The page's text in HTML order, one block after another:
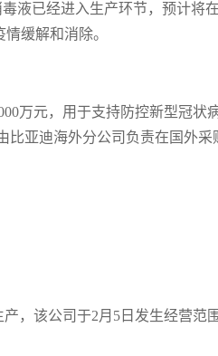
液已经进入生产环节，预计将
缓解和消除。
万元，用于支持防控新型冠状
比亚迪海外分公司负责在国外采
，该公司于2月5日发生经营范围